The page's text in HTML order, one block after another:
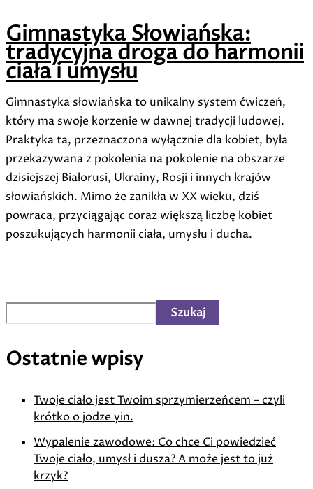
Gimnastyka Słowiańska:
tradycyjna droga do harmonii
ciała i umysłu
Gimnastyka słowiańska to unikalny system ćwiczeń,
który ma swoje korzenie w dawnej tradycji ludowej.
Praktyka ta, przeznaczona wyłącznie dla kobiet, była
przekazywana z pokolenia na pokolenie na obszarze
dzisiejszej Białorusi, Ukrainy, Rosji i innych krajów
słowiańskich. Mimo że zanikła w XX wieku, dziś
powraca, przyciągając coraz większą liczbę kobiet
poszukujących harmonii ciała, umysłu i ducha.
Szukaj
Ostatnie wpisy
Twoje ciało jest Twoim sprzymierzeńcem – czyli
krótko o jodze yin.
Wypalenie zawodowe: Co chce Ci powiedzieć
Twoje ciało, umysł i dusza? A może jest to już
krzyk?